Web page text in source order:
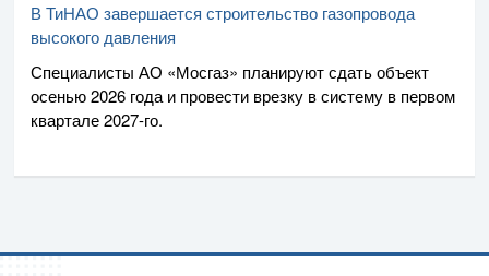
В ТиНАО завершается строительство газопровода
высокого давления
Специалисты АО «Мосгаз» планируют сдать объект
осенью 2026 года и провести врезку в систему в первом
квартале2027-го.